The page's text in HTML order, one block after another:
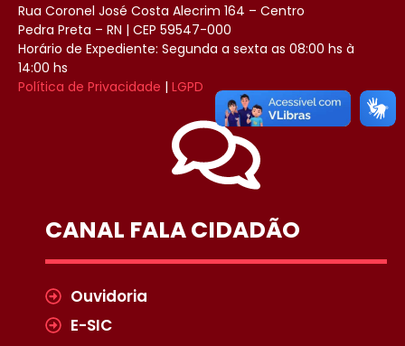
Rua Coronel José Costa Alecrim 164 – Centro
Pedra Preta – RN | CEP 59547-000
Horário de Expediente: Segunda a sexta as 08:00 hs à
14:00 hs
Política de Privacidade | LGPD
CANAL FALA CIDADÃO
Ouvidoria
E-SIC